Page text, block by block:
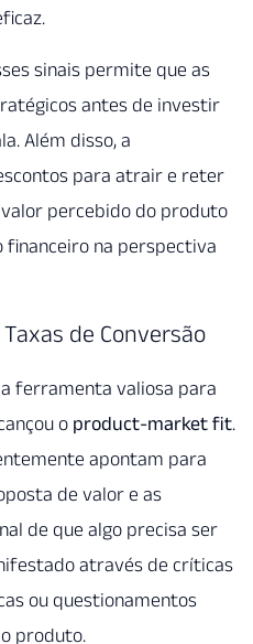
sinais permite que as
antes de investir
Além disso, a
para atrair e reter
percebido do produto
na perspectiva
de Conversão
ferramenta valiosa para
o product-market fit.
apontam para
de valor e as
de que algo precisa ser
através de críticas
ou questionamentos
produto.